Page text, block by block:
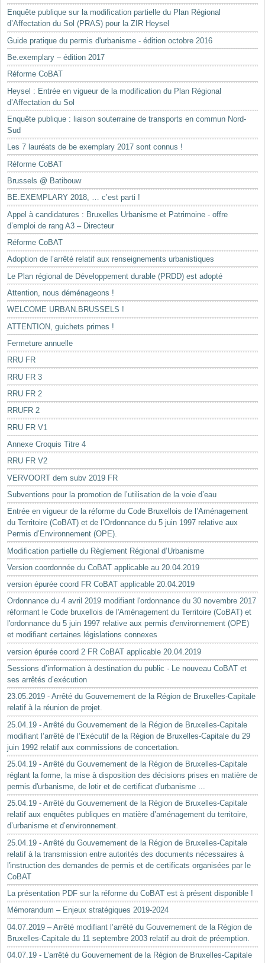
Enquête publique sur la modification partielle du Plan Régional
d’Affectation du Sol (PRAS) pour la ZIR Heysel
Guide pratique du permis d'urbanisme - édition octobre 2016
Be.exemplary – édition 2017
Réforme CoBAT
Heysel : Entrée en vigueur de la modification du Plan Régional
d’Affectation du Sol
Enquête publique : liaison souterraine de transports en commun Nord-
Sud
Les 7 lauréats de be exemplary 2017 sont connus !
Réforme CoBAT
Brussels @ Batibouw
BE.EXEMPLARY 2018, … c’est parti !
Appel à candidatures : Bruxelles Urbanisme et Patrimoine - offre
d’emploi de rang A3 – Directeur
Réforme CoBAT
Adoption de l’arrêté relatif aux renseignements urbanistiques
Le Plan régional de Développement durable (PRDD) est adopté
Attention, nous déménageons !
WELCOME URBAN.BRUSSELS !
ATTENTION, guichets primes !
Fermeture annuelle
RRU FR
RRU FR 3
RRU FR 2
RRUFR 2
RRU FR V1
Annexe Croquis Titre 4
RRU FR V2
VERVOORT dem subv 2019 FR
Subventions pour la promotion de l’utilisation de la voie d’eau
Entrée en vigueur de la réforme du Code Bruxellois de l’Aménagement
du Territoire (CoBAT) et de l’Ordonnance du 5 juin 1997 relative aux
Permis d’Environnement (OPE).
Modification partielle du Règlement Régional d’Urbanisme
Version coordonnée du CoBAT applicable au 20.04.2019
version épurée coord FR CoBAT applicable 20.04.2019
Ordonnance du 4 avril 2019 modifiant l'ordonnance du 30 novembre 2017
réformant le Code bruxellois de l'Aménagement du Territoire (CoBAT) et
l'ordonnance du 5 juin 1997 relative aux permis d'environnement (OPE)
et modifiant certaines législations connexes
version épurée coord 2 FR CoBAT applicable 20.04.2019
Sessions d’information à destination du public · Le nouveau CoBAT et
ses arrêtés d’exécution
23.05.2019 - Arrêté du Gouvernement de la Région de Bruxelles-Capitale
relatif à la réunion de projet.
25.04.19 - Arrêté du Gouvernement de la Région de Bruxelles-Capitale
modifiant l’arrêté de l’Exécutif de la Région de Bruxelles-Capitale du 29
juin 1992 relatif aux commissions de concertation.
25.04.19 - Arrêté du Gouvernement de la Région de Bruxelles-Capitale
réglant la forme, la mise à disposition des décisions prises en matière de
permis d'urbanisme, de lotir et de certificat d'urbanisme ...
25.04.19 - Arrêté du Gouvernement de la Région de Bruxelles-Capitale
relatif aux enquêtes publiques en matière d’aménagement du territoire,
d’urbanisme et d’environnement.
25.04.19 - Arrêté du Gouvernement de la Région de Bruxelles-Capitale
relatif à la transmission entre autorités des documents nécessaires à
l'instruction des demandes de permis et de certificats organisées par le
CoBAT
La présentation PDF sur la réforme du CoBAT est à présent disponible !
Mémorandum – Enjeux stratégiques 2019-2024
04.07.2019 – Arrêté modifiant l’arrêté du Gouvernement de la Région de
Bruxelles-Capitale du 11 septembre 2003 relatif au droit de préemption.
04.07.19 - L’arrêté du Gouvernement de la Région de Bruxelles-Capitale